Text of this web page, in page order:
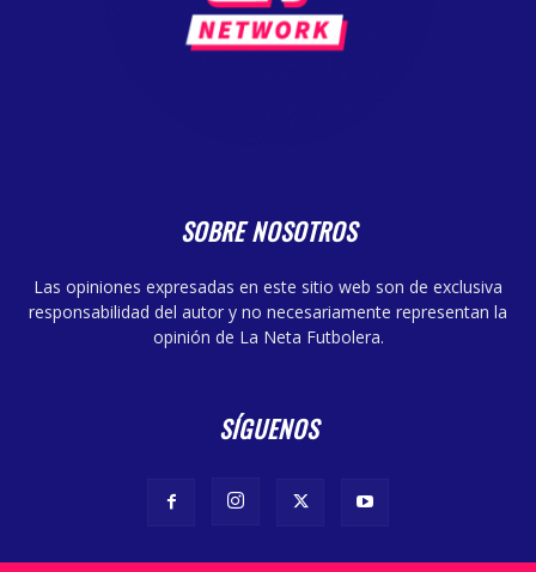
SOBRE NOSOTROS
Las opiniones expresadas en este sitio web son de exclusiva
responsabilidad del autor y no necesariamente representan la
opinión de La Neta Futbolera.
SÍGUENOS